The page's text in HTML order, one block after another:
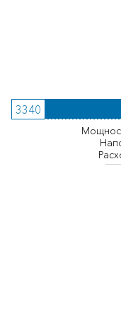
3340